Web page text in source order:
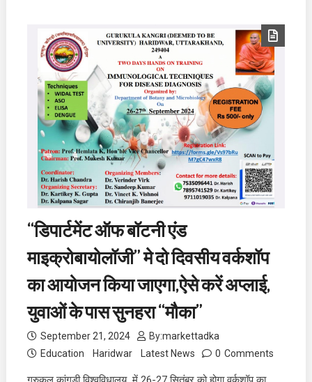
“डिपार्टमेंट ऑफ बॉटनी एंड
माइक्रोबायोलॉजी” मे दो दिवसीय वर्कशॉप
का आयोजन किया जाएगा,ऐसे करें अप्लाई,
युवाओं के पास सुनहरा “मौका”
September 21, 2024 By:markettadka
Education
Haridwar Latest News 0 Comments